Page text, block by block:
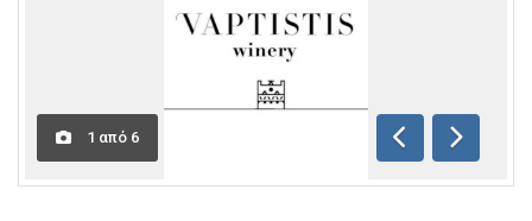
1 από 6
Προηγούμενη
Επόμενη